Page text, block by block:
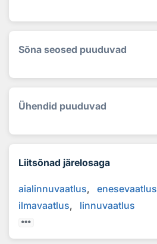
Sõna seosed puuduvad
Ühendid puuduvad
Liitsõnad järelosaga
aialinnuvaatlus enesevaatlus
ilmavaatlus
linnuvaatlus